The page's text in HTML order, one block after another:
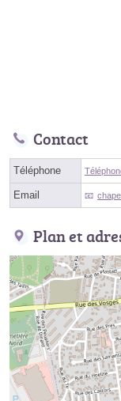
Contact
Téléphone
Email
Plan et